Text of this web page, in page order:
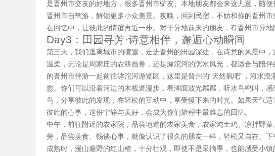
是晋州市交友的好地方，很多晋州市驴友、本地朋友都会来这儿逛，随
晋州市自驾游，解锁更多小众美景。夜晚，回到民宿，不妨和你的晋州
在回忆中，让彼此的情谊再近一步。对于异地前来的朋友，有晋州市异
Day3：田园寻芳·诗意相伴，邂逅心动瞬间
第三天，我们逃离城市的喧嚣，走进晋州的田园深处，在诗意的风景中
温柔，无论是周家庄的农耕画卷，还是滹沱河的滨水风光，都适合与陪
的晋州市伴游一起前往滹沱河游览区，这里是晋州的“天然氧吧”，河水
愈。你们可以沿着河边的木栈道漫步，看湖面波光粼粼，听水鸟鸣叫，
鸟，分享彼此的发现，在轻松的互动中，享受慢下来的时光。如果天气
彼此的心事，这份宁静与美好，会成为你们旅程中最难忘的回忆。
中午，前往附近的农家院，品尝地道的农家美食，农家炖土鸡、凉拌野
旁，品尝美食、畅谈心事，就像认识了很久的朋友一样，轻松又自在。
成熟时，漫山遍野的红山楂，十分壮观，即使不是采摘季，也能感受小